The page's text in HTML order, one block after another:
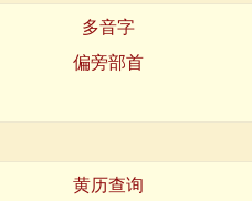
多音字
偏旁部首
黄历查询